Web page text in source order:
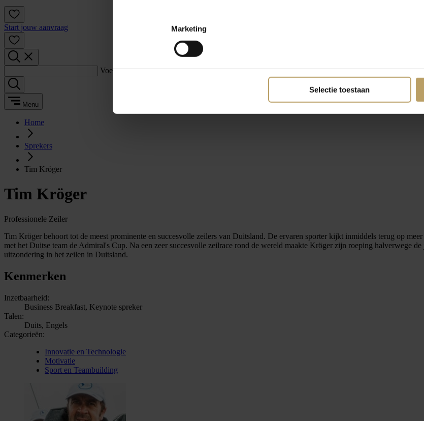
Marketing
Selectie toestaan
Start jouw aanvraag
Voer een zoekterm in:
Menu
Home
Sprekers
Tim Kröger
Tim Kröger
Professionele Zeiler
Tim Kröger behoort tot de meest prominente en succesvolle zeilers van Duitsland. De ervaren sporter kijkt inmiddels terug op
met het Duitse team de Admiral's Cup. Na een zeer succesvolle zeilrace rond de wereld maakte Kröger zijn roeping halverwege
uitzondering in het zeilen in Duitsland.
Kenmerken
Inzetbaarheid:
Business Breakfast, Keynote spreker
Talen:
Duits, Engels
Categorieën:
Innovatie en Technologie
Motivatie
Sport en Teambuilding